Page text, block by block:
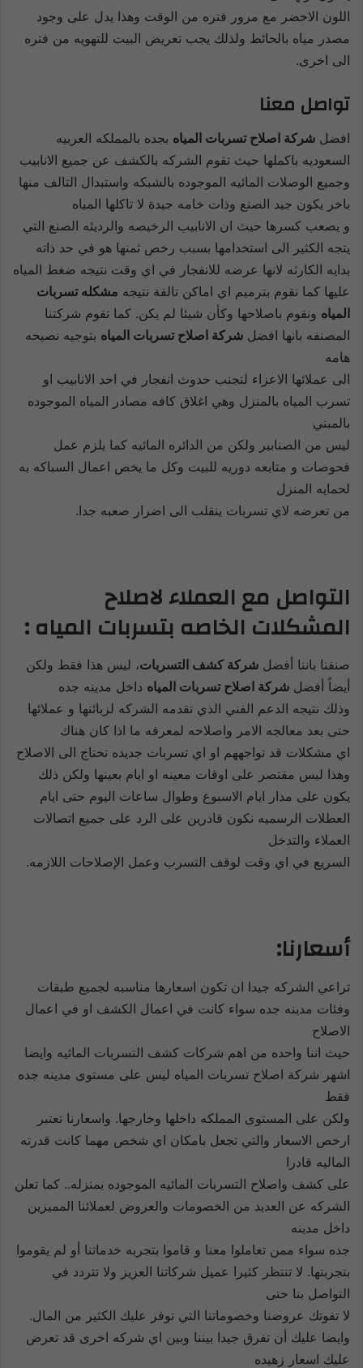
اللون الاخضر مع مرور فتره من الوقت وهذا يدل على وجود
مصدر مياه بالحائط ولذلك يجب تعريض البيت للتهويه من فتره
الى اخرى.
تواصل معنا
افضل شركة اصلاح تسربات المياه بجده بالمملكه العربيه
السعوديه باكملها حيث تقوم الشركه بالكشف عن جميع الانابيب
وجميع الوصلات المائيه الموجوده بالشبكه واستبدال التالف منها
باخر يكون جيد الصنع وذات خامه جيدة لا تاكلها المياه
و يصعب كسرها حيث ان الانابيب الرخيصه والرديئه الصنع التي
يتجه الكثير الى استخدامها بسبب رخص ثمنها هو في حد ذاته
بدايه الكارثه لانها عرضه للانفجار في اي وقت نتيجه ضغط المياه
عليها كما نقوم بترميم اي اماكن تالفة نتيجه مشكله تسربات
المياه ونقوم باصلاحها وكأن شيئا لم يكن. كما تقوم شركتنا
المصنفه بانها افضل شركة اصلاح تسربات المياه بتوجيه نصيحه
هامه
الى عملائها الاعزاء لتجنب حدوث انفجار في احد الانابيب او
تسرب المياه بالمنزل وهي اغلاق كافه مصادر المياه الموجوده
بالمبني
ليس من الصنابير ولكن من الدائره المائيه كما يلزم عمل
فحوصات و متابعه دوريه للبيت وكل ما يخص اعمال السباكه به
لحمايه المنزل
من تعرضه لاي تسربات ينقلب الى اضرار صعبه جدا.
التواصل مع العملاء لاصلاح
المشكلات الخاصه بتسربات المياه :
صنفنا باننا أفضل شركة كشف التسربات، ليس هذا فقط ولكن
أيضاً أفضل شركة اصلاح تسربات المياه داخل مدينه جده
وذلك نتيجه الدعم الفني الذي تقدمه الشركه لزبائنها و عملائها
حتى بعد معالجه الامر واصلاحه لمعرفه ما اذا كان هناك
اي مشكلات قد تواجههم او اي تسربات جديده تحتاج الى الاصلاح
وهذا ليس مقتصر على اوقات معينه او ايام بعينها ولكن ذلك
يكون على مدار ايام الاسبوع وطوال ساعات اليوم حتى ايام
العطلات الرسميه نكون قادرين على الرد على جميع اتصالات
العملاء والتدخل
السريع في اي وقت لوقف التسرب وعمل الإصلاحات اللازمه.
أسعارنا:
تراعي الشركه جيدا ان تكون اسعارها مناسبه لجميع طبقات
وفئات مدينه جده سواء كانت في اعمال الكشف او في اعمال
الاصلاح
حيث اننا واحده من اهم شركات كشف التسربات المائيه وايضا
اشهر شركة اصلاح تسربات المياه ليس على مستوى مدينه جده
فقط
ولكن على المستوى المملكه داخلها وخارجها. واسعارنا تعتبر
ارخص الاسعار والتي تجعل بامكان اي شخص مهما كانت قدرته
الماليه قادرا
على كشف واصلاح التسربات المائيه الموجوده بمنزله.. كما تعلن
الشركه عن العديد من الخصومات والعروض لعملائنا المميزين
داخل مدينه
جده سواء ممن تعاملوا معنا و قاموا بتجربه خدماتنا أو لم يقوموا
بتجربتها. لا تنتظر كثيرا عميل شركاتنا العزيز ولا تتردد في
التواصل بنا حتى
لا تفوتك عروضنا وخصوماتنا التي توفر عليك الكثير من المال.
وايضا عليك أن تفرق جيدا بيننا وبين اي شركه اخرى قد تعرض
عليك اسعار زهيده